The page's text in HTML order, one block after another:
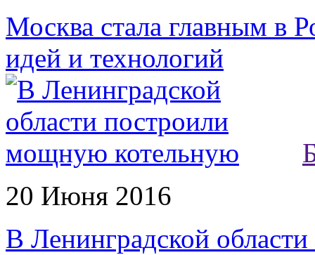
Москва стала главным в
идей и технологий
20 Июня 2016
В Ленинградской